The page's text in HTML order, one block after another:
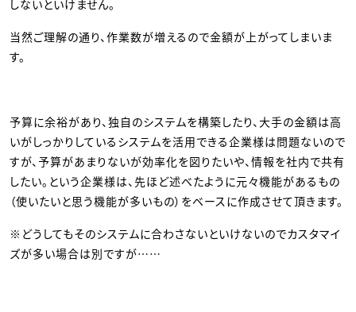
しないといけません。
当然ご理解の通り、作業数が増えるので金額が上がってしまいま
す。
予算に余裕があり、独自のシステムを構築したり、大手の金額は高
いがしっかりしているシステムを活用できる企業様は問題ないので
すが、予算があまりないが効率化を図りたいや、情報を社内で共有
したい。という企業様は、先ほど述べたように元々機能があるもの
（使いたいと思う機能が多いもの）をベースに作成させて頂きます。
※どうしてもそのシステムに合わさないといけないのでカスタマイ
ズが多い場合は別ですが……